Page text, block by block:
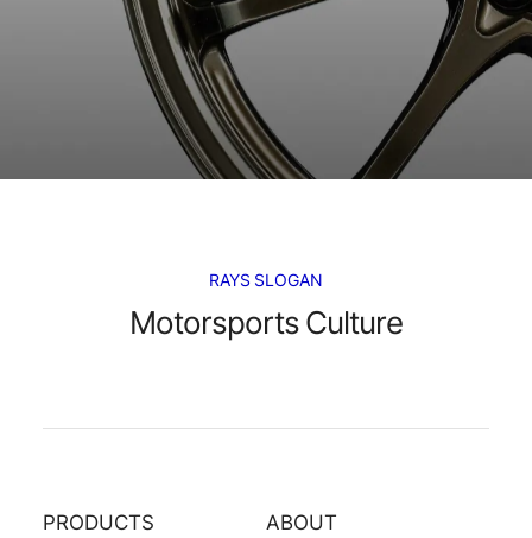
RAYS SLOGAN
Motorsports Culture
PRODUCTS ABOUT